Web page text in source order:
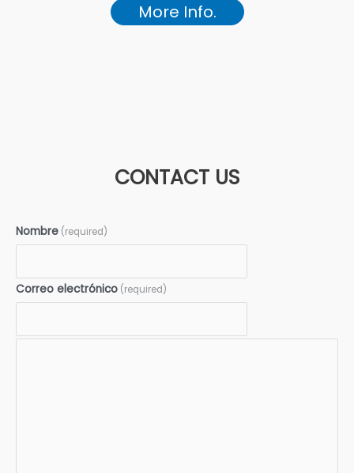
More Info.
CONTACT US
Nombre (required)
Correo electrónico (required)